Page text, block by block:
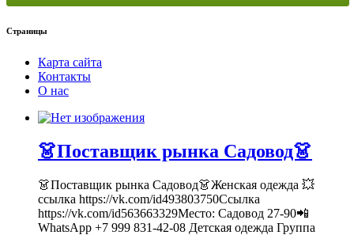
Страницы
Карта сайта
Контакты
О нас
👗Поставщик рынка Садовод👗
👗Поставщик рынка Садовод👗Женская одежда 💥
ссылка https://vk.com/id493803750Ссылка
https://vk.com/id563663329Место: Садовод 27-90📲
WhatsApp +7 999 831-42-08 Детская одежда Группа